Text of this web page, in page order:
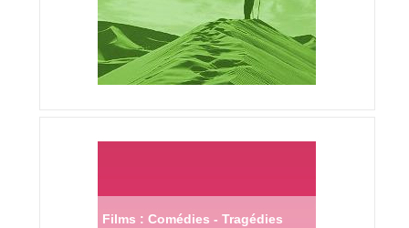
Films : Comédies - Tragédies